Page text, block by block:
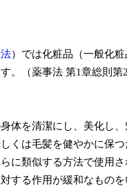
）では化粧品（一般化
。（薬事法 第1章総則第
身体を清潔にし、美化し
くは毛髪を健やかに保
に類似する方法で使用
する作用が緩和なもの